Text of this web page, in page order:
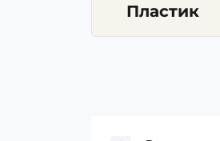
Пластик